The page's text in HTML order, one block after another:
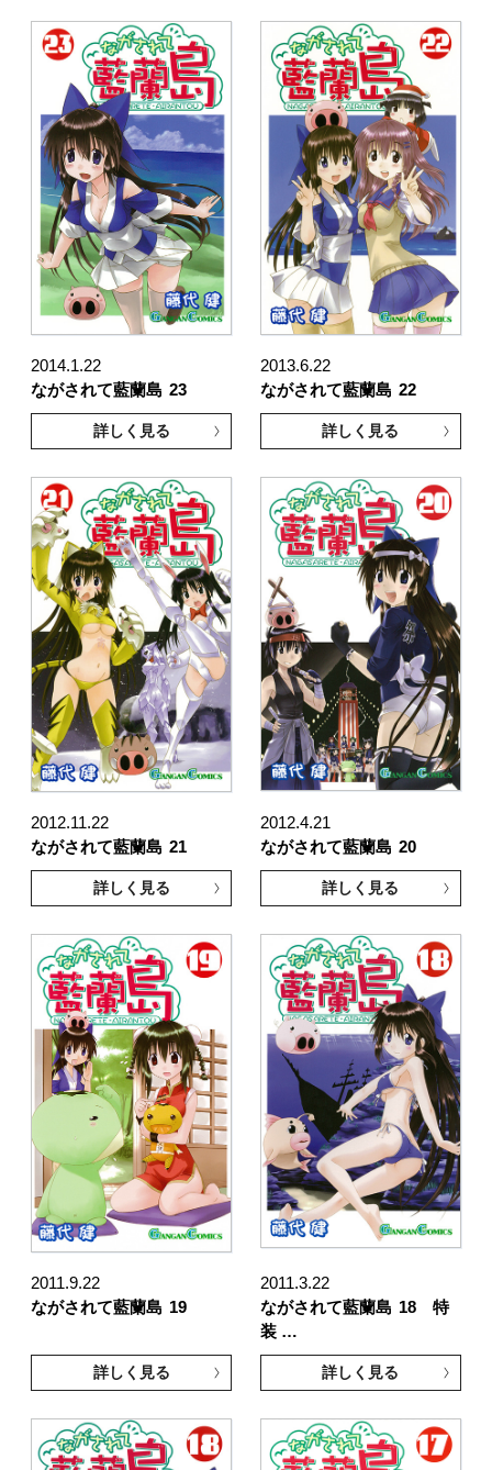
2014.1.22
ながされて藍蘭島 23
詳しく見る
2013.6.22
ながされて藍蘭島 22
詳しく見る
2012.11.22
ながされて藍蘭島 21
詳しく見る
2012.4.21
ながされて藍蘭島 20
詳しく見る
2011.9.22
ながされて藍蘭島 19
詳しく見る
2011.3.22
ながされて藍蘭島 18 特
装 …
詳しく見る